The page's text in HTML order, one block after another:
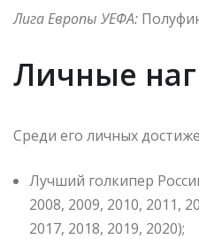
Лига Европы УЕФА:
Личные
Среди его личных
Лучший голкипер
2008, 2009, 2010, 2011,
2017, 2018, 2019, 2020);